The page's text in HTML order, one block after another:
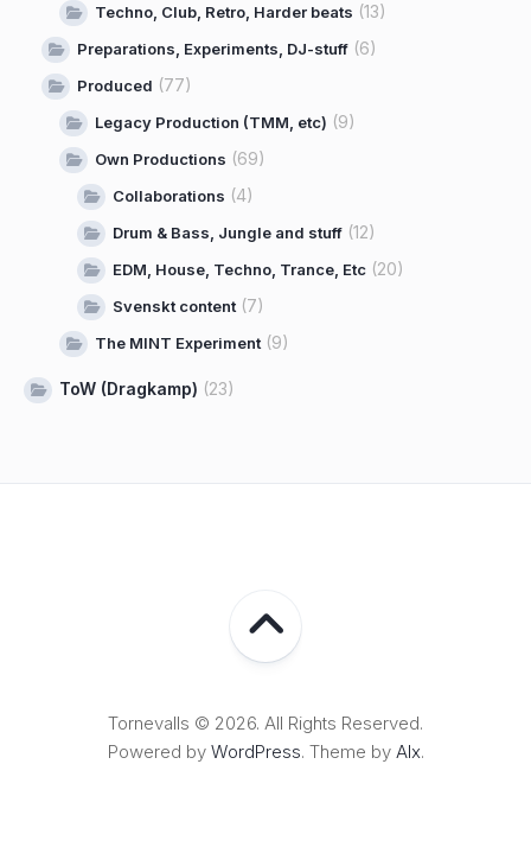
Techno, Club, Retro, Harder beats (13)
Preparations, Experiments, DJ-stuff (6)
Produced (77)
Legacy Production (TMM, etc) (9)
Own Productions (69)
Collaborations (4)
Drum & Bass, Jungle and stuff (12)
EDM, House, Techno, Trance, Etc (20)
Svenskt content(7)
The MINT Experiment(9)
ToW (Dragkamp) (23)
Tornevalls © 2026. All Rights Reserved.
Powered by WordPress. Theme by Alx.